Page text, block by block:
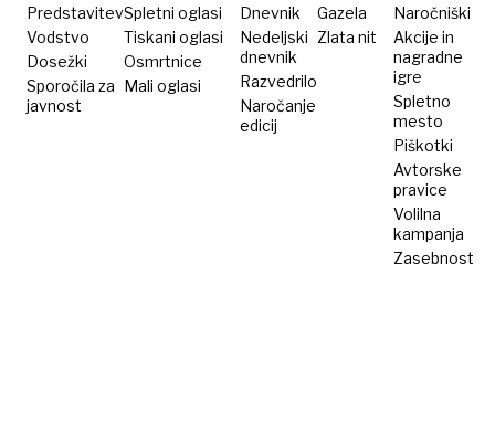
Predstavitev
Vodstvo
Dosežki
Sporočila za
javnost
Spletni oglasi
Tiskani oglasi
Osmrtnice
Mali oglasi
Dnevnik
Nedeljski
dnevnik
Razvedrilo
Naročanje
edicij
Gazela
Zlata nit
Naročniški
Akcije in
nagradne
igre
Spletno
mesto
Piškotki
Avtorske
pravice
Volilna
kampanja
Zasebnost